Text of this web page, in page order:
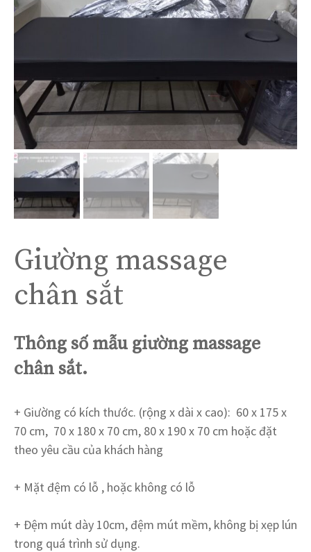
Giường massage
chân sắt
Thông số mẫu giường massage
chân sắt.
+ Giường có kích thước. (rộng x dài x cao): 60 x 175 x
70 cm, 70 x 180 x 70 cm, 80 x 190 x 70 cm hoặc đặt
theo yêu cầu của khách hàng
+ Mặt đệm có lỗ , hoặc không có lỗ
+ Đệm mút dày 10cm, đệm mút mềm, không bị xẹp lún
trong quá trình sử dụng.